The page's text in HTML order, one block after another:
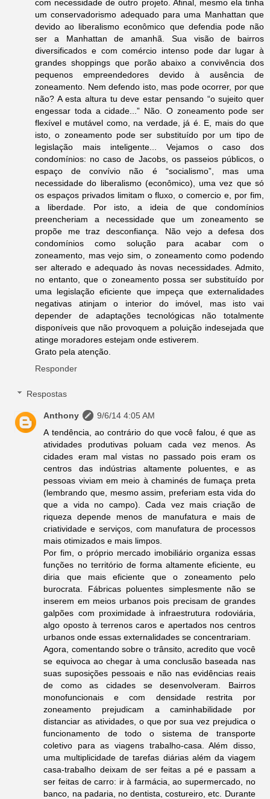
com necessidade de outro projeto. Afinal, mesmo ela tinha
um conservadorismo adequado para uma Manhattan que
devido ao liberalismo econômico que defendia pode não
ser a Manhattan de amanhã. Sua visão de bairros
diversificados e com comércio intenso pode dar lugar à
grandes shoppings que porão abaixo a convivência dos
pequenos empreendedores devido à ausência de
zoneamento. Nem defendo isto, mas pode ocorrer, por que
não? A esta altura tu deve estar pensando “o sujeito quer
engessar toda a cidade...” Não. O zoneamento pode ser
flexível e mutável como, na verdade, já é. E, mais do que
isto, o zoneamento pode ser substituído por um tipo de
legislação mais inteligente... Vejamos o caso dos
condomínios: no caso de Jacobs, os passeios públicos, o
espaço de convívio não é “socialismo”, mas uma
necessidade do liberalismo (econômico), uma vez que só
os espaços privados limitam o fluxo, o comercio e, por fim,
a liberdade. Por isto, a ideia de que condomínios
preencheriam a necessidade que um zoneamento se
propõe me traz desconfiança. Não vejo a defesa dos
condomínios como solução para acabar com o
zoneamento, mas vejo sim, o zoneamento como podendo
ser alterado e adequado às novas necessidades. Admito,
no entanto, que o zoneamento possa ser substituído por
uma legislação eficiente que impeça que externalidades
negativas atinjam o interior do imóvel, mas isto vai
depender de adaptações tecnológicas não totalmente
disponíveis que não provoquem a poluição indesejada que
atinge moradores estejam onde estiverem.
Grato pela atenção.
Responder
Respostas
Anthony
9/6/14 4:05 AM
A tendência, ao contrário do que você falou, é que as
atividades produtivas poluam cada vez menos. As
cidades eram mal vistas no passado pois eram os
centros das indústrias altamente poluentes, e as
pessoas viviam em meio à chaminés de fumaça preta
(lembrando que, mesmo assim, preferiam esta vida do
que a vida no campo). Cada vez mais criação de
riqueza depende menos de manufatura e mais de
criatividade e serviços, com manufatura de processos
mais otimizados e mais limpos.
Por fim, o próprio mercado imobiliário organiza essas
funções no território de forma altamente eficiente, eu
diria que mais eficiente que o zoneamento pelo
burocrata. Fábricas poluentes simplesmente não se
inserem em meios urbanos pois precisam de grandes
galpões com proximidade à infraestrutura rodoviária,
algo oposto à terrenos caros e apertados nos centros
urbanos onde essas externalidades se concentrariam.
Agora, comentando sobre o trânsito, acredito que você
se equivoca ao chegar à uma conclusão baseada nas
suas suposições pessoais e não nas evidências reais
de como as cidades se desenvolveram. Bairros
monofuncionais e com densidade restrita por
zoneamento prejudicam a caminhabilidade por
distanciar as atividades, o que por sua vez prejudica o
funcionamento de todo o sistema de transporte
coletivo para as viagens trabalho-casa. Além disso,
uma multiplicidade de tarefas diárias além da viagem
casa-trabalho deixam de ser feitas a pé e passam a
ser feitas de carro: ir à farmácia, ao supermercado, no
banco, na padaria, no dentista, costureiro, etc. Durante